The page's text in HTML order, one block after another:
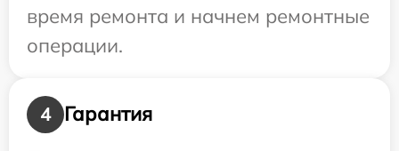
время ремонта и начнем ремонтные
операции.
4
Гарантия